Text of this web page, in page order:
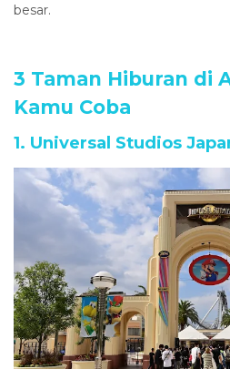
besar.
3 Taman Hiburan di
Kamu Coba
1. Universal Studios